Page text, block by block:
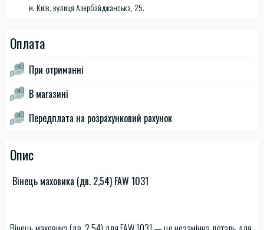
м. Київ, вулиця Азербайджанська, 25.
Оплата
При отриманні
В магазині
Передплата на розрахунковий рахунок
Опис
Вінець маховика (дв. 2,54) FAW 1031